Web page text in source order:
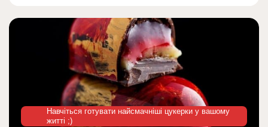
Навчіться готувати найсмачніші цукерки у вашому
житті ;)